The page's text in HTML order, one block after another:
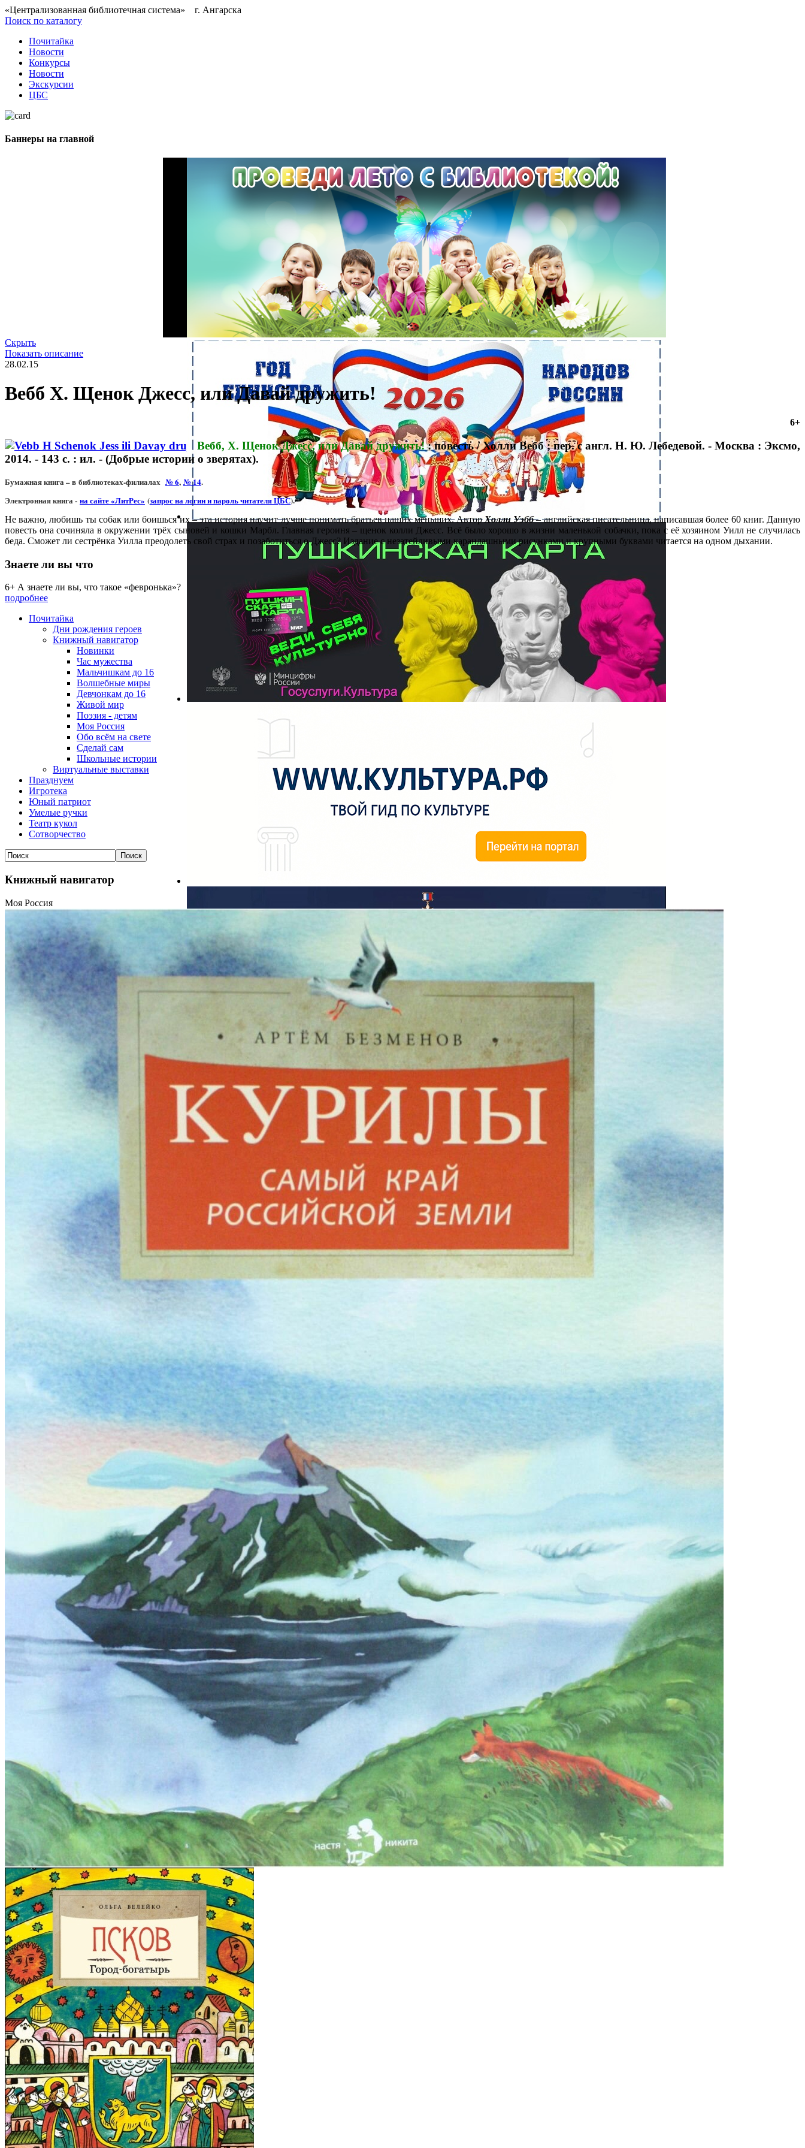
«Централизованная библиотечная система» г. Ангарска
Поиск по каталогу
Почитайка
Новости
Конкурсы
Новости
Экскурсии
ЦБС
Баннеры на главной
Скрыть
Показать описание
28.02.15
Вебб Х. Щенок Джесс, или Давай дружить!
6+
Вебб, Х. Щенок Джесс, или Давай дружить!: повесть / Холли Вебб ; пер. с англ. Н. Ю. Лебедевой. - Москва : Эксмо,
2014. - 143 с. : ил. - (Добрые истории о зверятах).
Бумажная книга – в библиотеках-филиалах № 6, № 14.
Электронная книга - на сайте «ЛитРес» (запрос на логин и пароль читателя ЦБС).
Не важно, любишь ты собак или боишься их – эта история научит лучше понимать братьев наших меньших. Автор Холли Уэбб– английская писательница, написавшая более 60 книг. Данную
повесть она сочиняла в окружении трёх сыновей и кошки Марбл. Главная героиня – щенок колли Джесс. Всё было хорошо в жизни маленькой собачки, пока с её хозяином Уилл не случилась
беда. Сможет ли сестрёнка Уилла преодолеть свой страх и позаботиться о Джесс? Издание с незатейливыми карандашными рисунками и крупными буквами читается на одном дыхании.
Знаете ли вы что
6+ А знаете ли вы, что такое «февронька»?
подробнее
Почитайка
Дни рождения героев
Книжный навигатор
Новинки
Час мужества
Мальчишкам до 16
Волшебные миры
Девчонкам до 16
Живой мир
Поэзия - детям
Моя Россия
Обо всём на свете
Сделай сам
Школьные истории
Виртуальные выставки
Празднуем
Игротека
Юный патриот
Умелые ручки
Театр кукол
Сотворчество
Книжный навигатор
Моя Россия